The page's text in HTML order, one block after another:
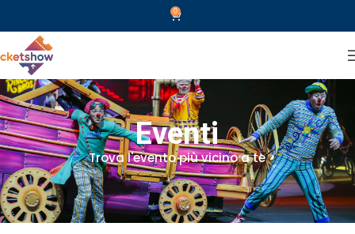
0
Eventi
Trova l'evento più vicino a te